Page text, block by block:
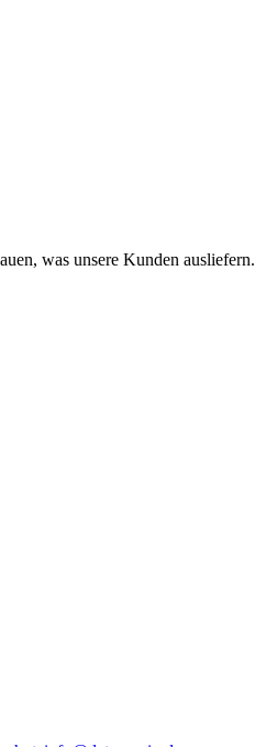
was unsere Kunden ausliefern.